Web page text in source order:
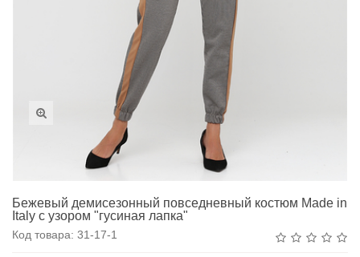
Бежевый демисезонный повседневный костюм Made in
Italy с узором "гусиная лапка"
Код товара: 31-17-1